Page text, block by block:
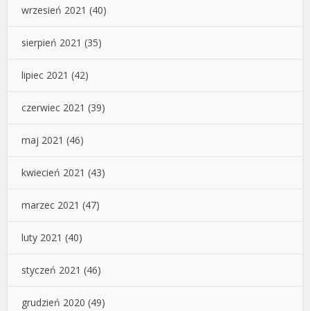
wrzesień 2021 (40)
sierpień 2021 (35)
lipiec 2021 (42)
czerwiec 2021 (39)
maj 2021 (46)
kwiecień 2021 (43)
marzec 2021 (47)
luty 2021 (40)
styczeń 2021 (46)
grudzień 2020 (49)